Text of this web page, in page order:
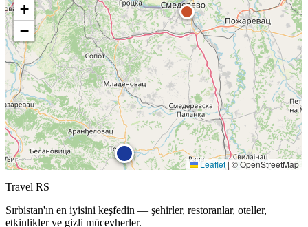
+
−
Leaflet|© OpenStreetMap
Travel RS
Sırbistan'ın en iyisini keşfedin — şehirler, restoranlar, oteller,
etkinlikler ve gizli mücevherler.